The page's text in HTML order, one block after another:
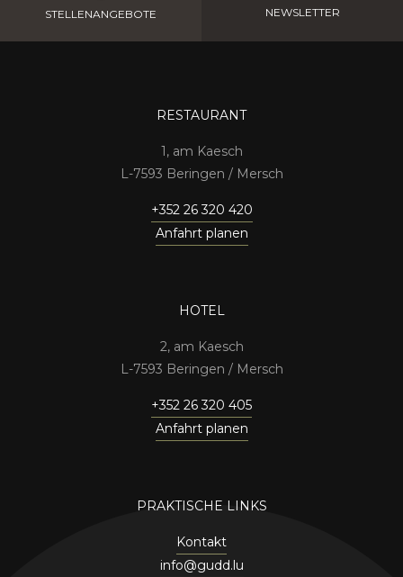
STELLENANGEBOTE NEWSLETTER
RESTAURANT
1, am Kaesch
7593 Beringen / Mersch
+352 26 320 420
Anfahrt planen
HOTEL
2, am Kaesch
7593 Beringen / Mersch
+352 26 320 405
Anfahrt planen
PRAKTISCHE LINKS
Kontakt
info@gudd.lu